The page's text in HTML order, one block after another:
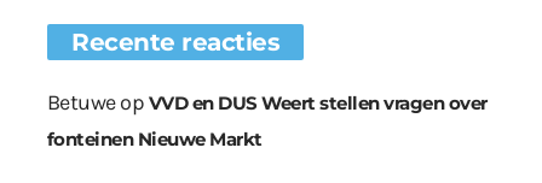
Recente reacties
Betuweop VVD en DUS Weert stellen vragen over
fonteinen Nieuwe Markt